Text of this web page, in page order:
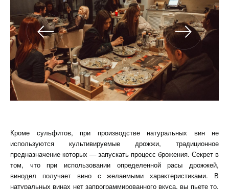
Кроме сульфитов, при производстве натуральных вин не
используются культивируемые дрожжи, традиционное
предназначение которых — запускать процесс брожения. Секрет в
том, что при использовании определенной расы дрожжей,
винодел получает вино с желаемыми характеристиками. В
натуральных винах нет запрограммированного вкуса, вы пьете то,